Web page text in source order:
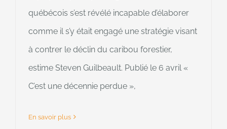
québécois s’est révélé incapable d’élaborer
comme il s’y était engagé une stratégie visant
à contrer le déclin du caribou forestier,
estime Steven Guilbeault. Publié le 6 avril «
C’est une décennie perdue »,
En savoir plus